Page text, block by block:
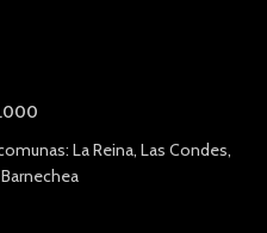
La Reina, Las Condes,